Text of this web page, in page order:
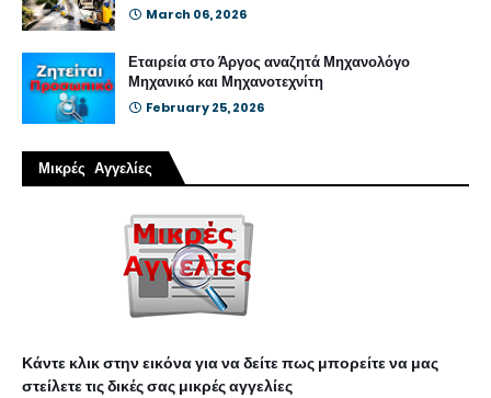
March 06, 2026
Εταιρεία στο Άργος αναζητά Μηχανολόγο
Μηχανικό και Μηχανοτεχνίτη
February 25, 2026
Μικρές Αγγελίες
Κάντε κλικ στην εικόνα για να δείτε πως μπορείτε να μας
στείλετε τις δικές σας μικρές αγγελίες